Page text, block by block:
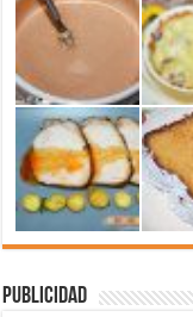
Publicidad